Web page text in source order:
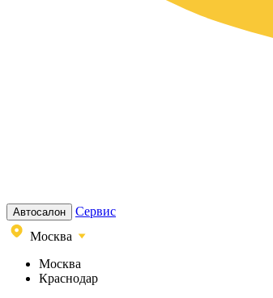
Автосалон
Сервис
Москва
Москва
Краснодар